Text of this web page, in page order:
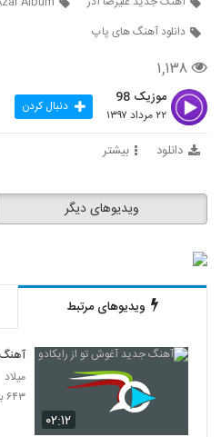
دانلود آهنگ های پاپ
۱,۱۳۸
موزیک 98
۲۲ مرداد ۱۳۹۷ دنبال کردن
دانلود بیشتر
ویدیوهای دیگر
ویدیوهای مرتبط
۰۲:۱۲
میلاد
۶۴۳ بازدید